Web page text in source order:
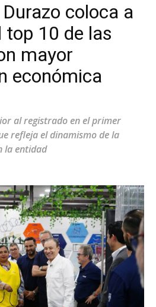
coloca a
top 10 de las
mayor
económica
al registrado en el primer
refleja el dinamismo de la
la entidad